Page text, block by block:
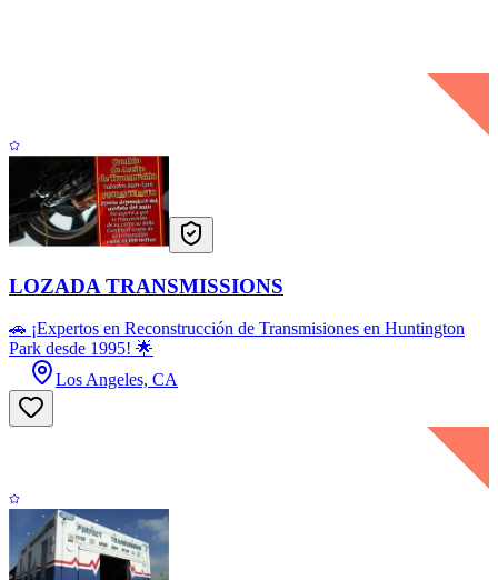
LOZADA TRANSMISSIONS
🚗 ¡Expertos en Reconstrucción de Transmisiones en Huntington
Park desde 1995! 🌟
Los Angeles, CA